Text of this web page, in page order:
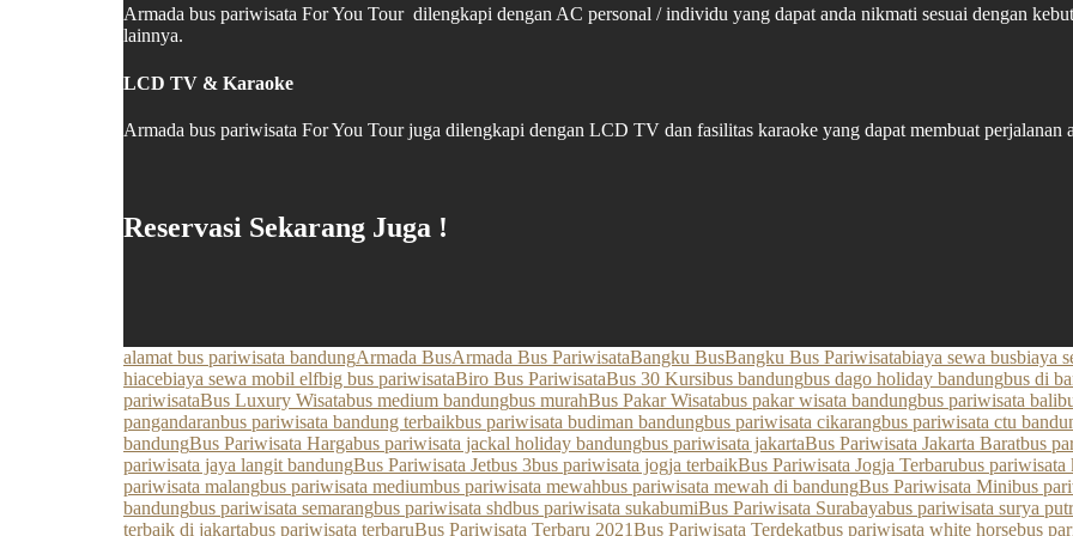
Armada bus pariwisata For You Tour dilengkapi dengan AC personal / individu yang dapat anda nikmati sesuai dengan
lainnya.
LCD TV & Karaoke
Armada bus pariwisata For You Tour juga dilengkapi dengan LCD TV dan fasilitas karaoke yang dapat membuat perjalanan
Reservasi Sekarang Juga !
alamat bus pariwisata bandungArmada BusArmada Bus PariwisataBangku BusBangku Bus Pariwisatabiaya sewa busbiaya
hiacebiaya sewa mobil elfbig bus pariwisataBiro Bus PariwisataBus 30 Kursibus bandungbus dago holiday bandungbus di
pariwisataBus Luxury Wisatabus medium bandungbus murahBus Pakar Wisatabus pakar wisata bandungbus pariwisata bali
pangandaranbus pariwisata bandung terbaikbus pariwisata budiman bandungbus pariwisata cikarangbus pariwisata ctu
bandungBus Pariwisata Hargabus pariwisata jackal holiday bandungbus pariwisata jakartaBus Pariwisata Jakarta Baratbus
pariwisata jaya langit bandungBus Pariwisata Jetbus 3bus pariwisata jogja terbaikBus Pariwisata Jogja Terbarubus pariwisata
pariwisata malangbus pariwisata mediumbus pariwisata mewahbus pariwisata mewah di bandungBus Pariwisata Minibus
bandungbus pariwisata semarangbus pariwisata shdbus pariwisata sukabumiBus Pariwisata Surabayabus pariwisata surya
terbaik di jakartabus pariwisata terbaruBus Pariwisata Terbaru 2021Bus Pariwisata Terdekatbus pariwisata white horsebus